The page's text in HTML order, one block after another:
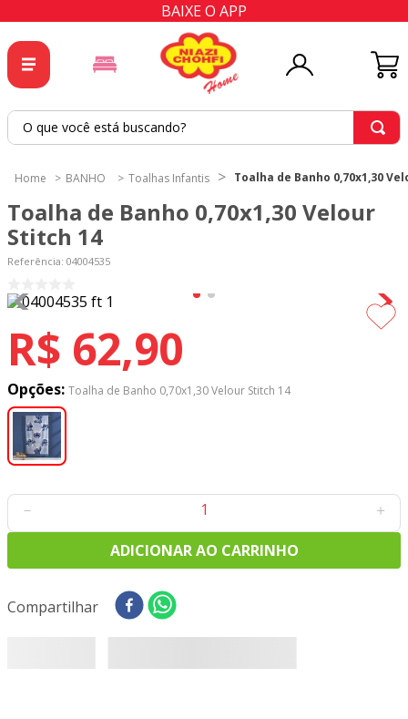
BAIXE O APP
O que você está buscando?
BANHO Toalhas Infantis Toalha de Banho 0,70x1,30
Toalha de Banho 0,70x1,30 Velour
Stitch 14
Referência: 04004535
R$ 62,90
Opções: Toalha de Banho 0,70x1,30 Velour Stitch 14
＋
－
ADICIONAR AO CARRINHO
Compartilhar
2º
tapete
cortina
6º
percal
7º
tecido tricoline
8º
tricoline digital
9º
tecido oxford